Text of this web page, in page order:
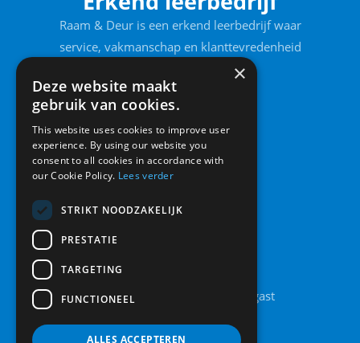
Raam & Deur is een erkend leerbedrijf waar
service, vakmanschap en klanttevredenheid
Legolaan 8A, 9861 AT Grootegast
info@raamendeur.nu
×
Deze website maakt
gebruik van cookies.
This website uses cookies to improve user
experience. By using our website you
consent to all cookies in accordance with
our Cookie Policy. Lees verder
STRIKT NOODZAKELIJK
PRESTATIE
TARGETING
FUNCTIONEEL
ALLES ACCEPTEREN